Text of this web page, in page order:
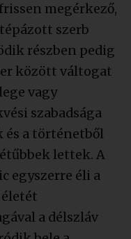
megérkező,
szerb
részben pedig
között váltogat
vagy
szabadsága
a történetből
lettek. A
egyszerre éli a
a délszláv